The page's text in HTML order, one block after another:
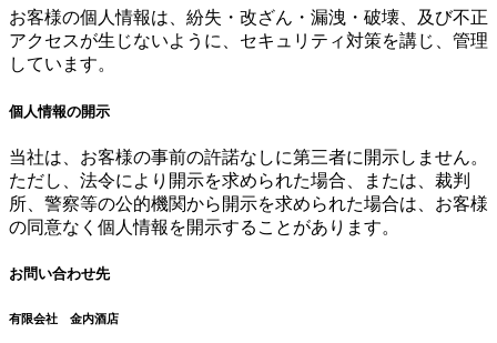
お客様の個人情報は、紛失・改ざん・漏洩・破壊、及び不正
アクセスが生じないように、セキュリティ対策を講じ、管理
しています。
個人情報の開示
当社は、お客様の事前の許諾なしに第三者に開示しません。
ただし、法令により開示を求められた場合、または、裁判
所、警察等の公的機関から開示を求められた場合は、お客様
の同意なく個人情報を開示することがあります。
お問い合わせ先
有限会社 金内酒店